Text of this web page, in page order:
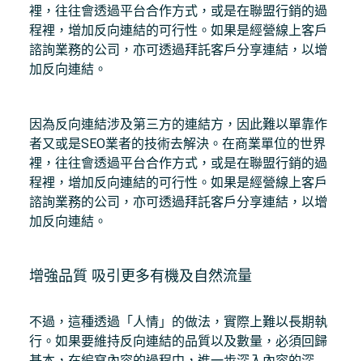
裡，往往會透過平台合作方式，或是在聯盟行銷的過
程裡，增加反向連結的可行性。如果是經營線上客戶
諮詢業務的公司，亦可透過拜託客戶分享連結，以增
加反向連結。
因為反向連結涉及第三方的連結方，因此難以單靠作
者又或是SEO業者的技術去解決。在商業單位的世界
裡，往往會透過平台合作方式，或是在聯盟行銷的過
程裡，增加反向連結的可行性。如果是經營線上客戶
諮詢業務的公司，亦可透過拜託客戶分享連結，以增
加反向連結。
增強品質 吸引更多有機及自然流量
不過，這種透過「人情」的做法，實際上難以長期執
行。如果要維持反向連結的品質以及數量，必須回歸